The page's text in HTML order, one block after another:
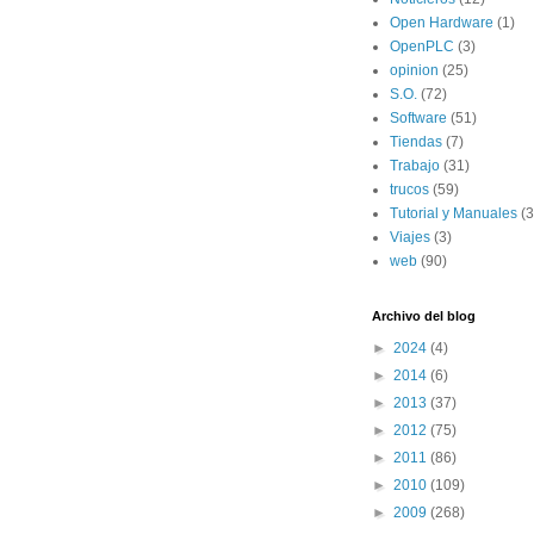
Open Hardware (1)
OpenPLC (3)
opinion (25)
S.O. (72)
Software (51)
Tiendas (7)
Trabajo (31)
trucos (59)
Tutorial y Manuales
Viajes (3)
web (90)
Archivo del blog
► 2024 (4)
► 2014 (6)
► 2013 (37)
► 2012 (75)
► 2011 (86)
► 2010 (109)
► 2009 (268)